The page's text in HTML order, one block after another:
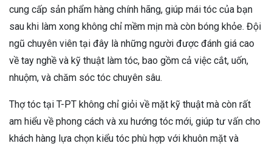
cung cấp sản phẩm hàng chính hãng, giúp mái tóc của bạn
sau khi làm xong không chỉ mềm mịn mà còn bóng khỏe. Đội
ngũ chuyên viên tại đây là những người được đánh giá cao
về tay nghề và kỹ thuật làm tóc, bao gồm cả việc cắt, uốn,
nhuộm, và chăm sóc tóc chuyên sâu.
Thợ tóc tại T-PT không chỉ giỏi về mặt kỹ thuật mà còn rất
am hiểu về phong cách và xu hướng tóc mới, giúp tư vấn cho
khách hàng lựa chọn kiểu tóc phù hợp với khuôn mặt và